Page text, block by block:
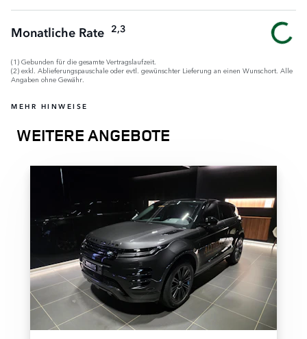
Monatliche Rate 2,3
(1) Gebunden für die gesamte Vertragslaufzeit.
(2) exkl. Ablieferungspauschale oder evtl. gewünschter Lieferung an einen Wunschort. Alle
Angaben ohne Gewähr.
MEHR HINWEISE
WEITERE ANGEBOTE